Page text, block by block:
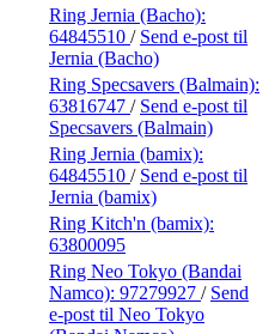
Ring Jernia (Bacho):
64845510 / Send e-post til
Jernia (Bacho)
Ring Specsavers (Balmain):
63816747 / Send e-post til
Specsavers (Balmain)
Ring Jernia (bamix):
64845510 / Send e-post til
Jernia (bamix)
Ring Kitch'n (bamix):
63800095
Ring Neo Tokyo (Bandai
Namco): 97279927 / Send
e-post til Neo Tokyo